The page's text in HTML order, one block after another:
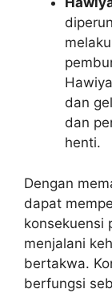
dan
dan
henti.
Dengan
dapat
konsekuensi
menjalani
bertakwa.
berfungsi